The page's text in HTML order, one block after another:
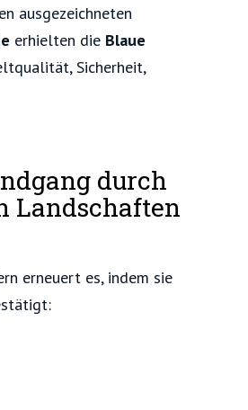
ausgezeichneten
erhielten die Blaue
Sicherheit,
durch
Landschaften
erneuert es, indem sie